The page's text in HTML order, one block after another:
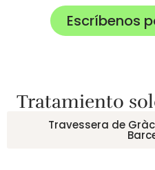
Escríbenos
Tratamiento
Travessera de